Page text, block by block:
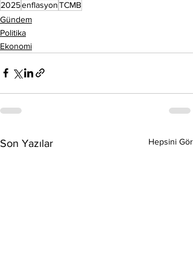
2025enflasyonTCMB
Gündem
Politika
Ekonomi
Son Yazılar Hepsini Gör